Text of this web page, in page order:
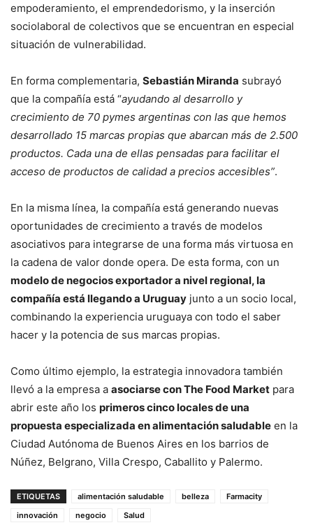
empoderamiento, el emprendedorismo, y la inserción
sociolaboral de colectivos que se encuentran en especial
situación de vulnerabilidad.
En forma complementaria, Sebastián Miranda subrayó
que la compañía está “ayudando al desarrollo y
crecimiento de 70 pymes argentinas con las que hemos
desarrollado 15 marcas propias que abarcan más de 2.500
productos. Cada una de ellas pensadas para facilitar el
acceso de productos de calidad a precios accesibles”.
En la misma línea, la compañía está generando nuevas
oportunidades de crecimiento a través de modelos
asociativos para integrarse de una forma más virtuosa en
la cadena de valor donde opera. De esta forma, con un
modelo de negocios exportador a nivel regional, la
compañía está llegando a Uruguay junto a un socio local,
combinando la experiencia uruguaya con todo el saber
hacer y la potencia de sus marcas propias.
Como último ejemplo, la estrategia innovadora también
llevó a la empresa a asociarse con The Food Market para
abrir este año los primeros cinco locales de una
propuesta especializada en alimentación saludable en la
Ciudad Autónoma de Buenos Aires en los barrios de
Núñez, Belgrano, Villa Crespo, Caballito y Palermo.
ETIQUETAS alimentación saludable belleza
Farmacity
innovación
negocio Salud